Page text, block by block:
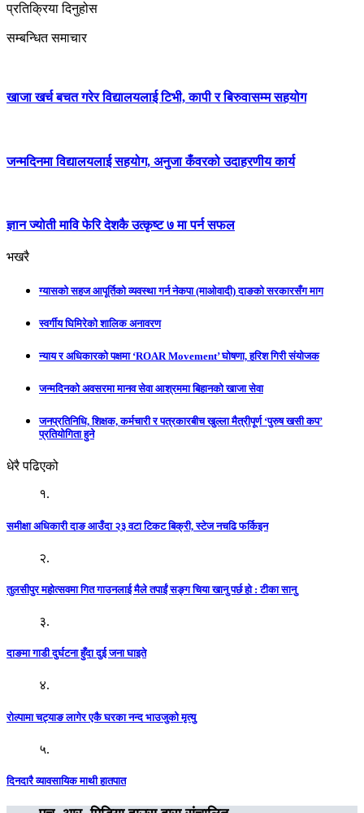
प्रतिक्रिया दिनुहोस
सम्बन्धित समाचार
खाजा खर्च बचत गरेर विद्यालयलाई टिभी, कापी र बिरुवासम्म सहयोग
जन्मदिनमा विद्यालयलाई सहयोग, अनुजा कँवरको उदाहरणीय कार्य
ज्ञान ज्योती मावि फेरि देशकै उत्कृष्ट ७ मा पर्न सफल
भखरै
ग्यासको सहज आपूर्तिको व्यवस्था गर्न नेकपा (माओवादी) दाङको सरकारसँग माग
स्वर्गीय घिमिरेको शालिक अनावरण
न्याय र अधिकारको पक्षमा ‘ROAR Movement’ घोषणा, हरिश गिरी संयोजक
जन्मदिनको अवसरमा मानव सेवा आश्रममा बिहानको खाजा सेवा
जनप्रतिनिधि, शिक्षक, कर्मचारी र पत्रकारबीच खुल्ला मैत्रीपूर्ण ‘पुरुष खसी कप’
प्रतियोगिता हुने
धेरै पढिएको
१.
समीक्षा अधिकारी दाङ आउँदा २३ वटा टिकट बिक्री, स्टेज नचढि फर्किइन
२.
तुलसीपुर महोत्सवमा गित गाउनलाई मैले तपाईं सङ्ग चिया खानु पर्छ हो : टीका सानु
३.
दाङमा गाडी दुर्घटना हुँदा दुई जना घाइते
४.
रोल्पामा चट्याङ लागेर एकै घरका नन्द भाउजुको मृत्यु
५.
दिनदारै व्यावसायिक माथी हातपात